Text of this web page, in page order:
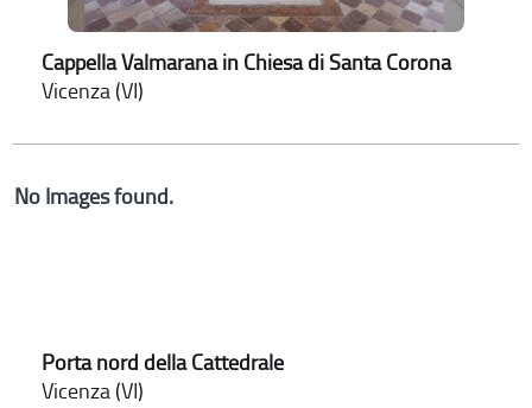
Cappella Valmarana in Chiesa di Santa Corona
Vicenza (VI)
No Images found.
Porta nord della Cattedrale
Vicenza (VI)